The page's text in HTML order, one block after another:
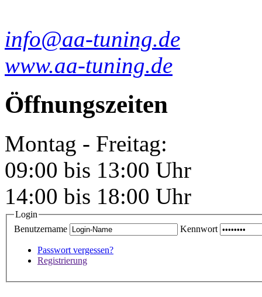
info@aa-tuning.de
www.aa-tuning.de
Öffnungszeiten
Montag - Freitag:
09:00 bis 13:00 Uhr
14:00 bis 18:00 Uhr
Login
Benutzername
Kennwort
Passwort vergessen?
Registrierung